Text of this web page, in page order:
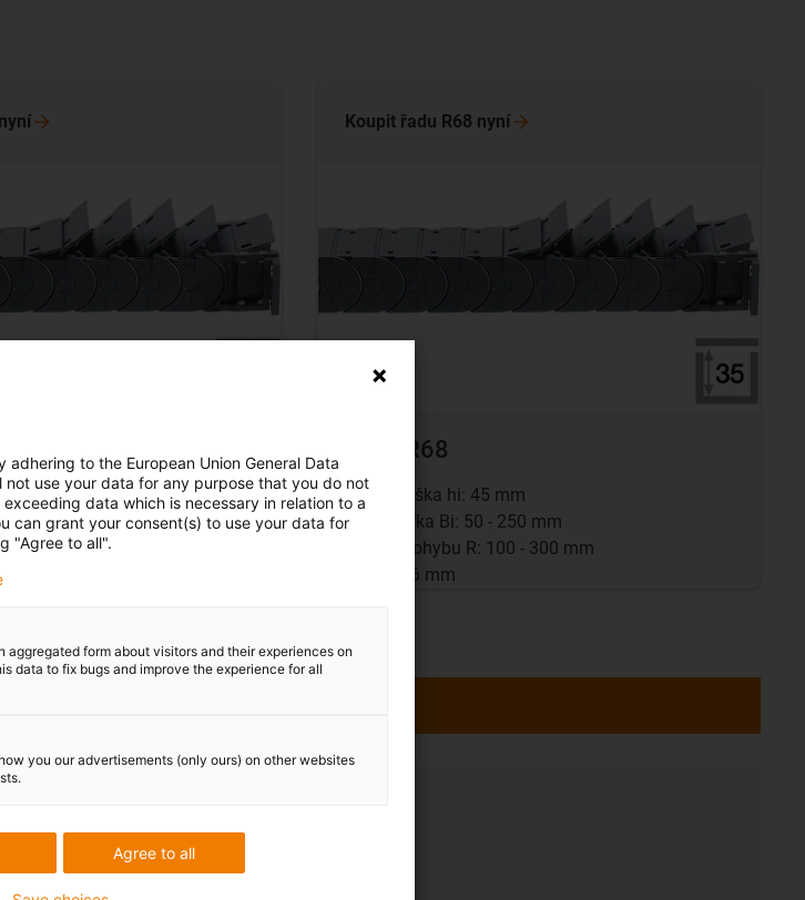
mm
- 200 mm
75 - 250 mm
nyní
Řada R68
vnitřní výška hi: 45 mm
vnitřní šířka Bi: 50 - 250 mm
poloměr ohybu R: 100 - 300 mm
rozteč: 36 mm
Koupit řadu R68 nyní
Osobne:
Pondelí až pátek od 7:00 do 20:00.
to the European Union General Data
not use your data for any purpose that you do not
data which is necessary in relation to a
can grant your consent(s) to use your data for
"Agree to all".
aggregated form about visitors and their experiences on
data to fix bugs and improve the experience for all
you our advertisements (only ours) on other websites
Agree to all